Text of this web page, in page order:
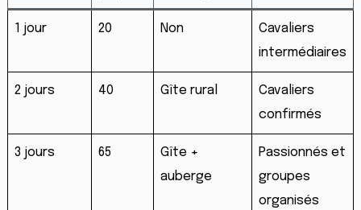
1 jour 20 Non
Cavaliers
intermédiaires
2 jours 40 Gîte rural
Cavaliers
confirmés
3 jours 65
Gîte +
auberge
Passionnés et
groupes
organisés